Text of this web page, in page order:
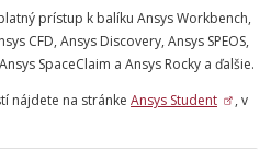
prístup k balíku Ansys Workbench,
CFD, Ansys Discovery, Ansys SPEOS,
SpaceClaim a Ansys Rocky a ďalšie.
nájdete na stránke Ansys Student
, v